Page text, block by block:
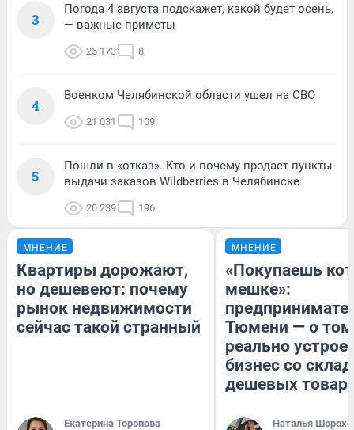
3
Погода 4 августа подскажет, какой будет осень,
— важные приметы
25 173 8
4
Военком Челябинской области ушел на СВО
21 031 109
5
Пошли в «отказ». Кто и почему продает пункты
выдачи заказов Wildberries в Челябинске
20 239 196
МНЕНИЕ
Квартиры дорожают,
но дешевеют: почему
рынок недвижимости
сейчас такой странный
Екатерина Торопова
МНЕНИЕ
«Покупаешь
мешке»:
Тюмени — о
реально
бизнес со
дешевых
Наталья